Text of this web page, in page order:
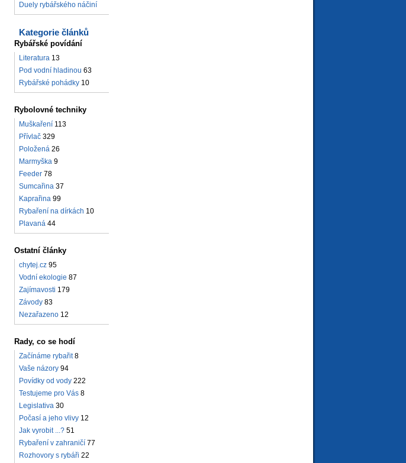
Duely rybářského náčiní
Kategorie článků
Rybářské povídání
Literatura 13
Pod vodní hladinou 63
Rybářské pohádky 10
Rybolovné techniky
Muškaření 113
Přívlač 329
Položená 26
Marmyška 9
Feeder 78
Sumcařina 37
Kaprařina 99
Rybaření na dírkách 10
Plavaná 44
Ostatní články
chytej.cz 95
Vodní ekologie 87
Zajímavosti 179
Závody 83
Nezařazeno 12
Rady, co se hodí
Začínáme rybařit 8
Vaše názory 94
Povídky od vody 222
Testujeme pro Vás 8
Legislativa 30
Počasí a jeho vlivy 12
Jak vyrobit ...? 51
Rybaření v zahraničí 77
Rozhovory s rybáři 22